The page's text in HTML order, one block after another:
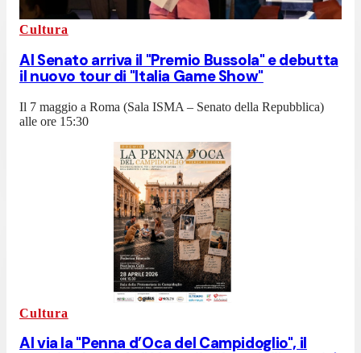
Cultura
Al Senato arriva il "Premio Bussola" e debutta
il nuovo tour di "Italia Game Show"
Il 7 maggio a Roma (Sala ISMA – Senato della Repubblica)
alle ore 15:30
Cultura
Al via la "Penna d’Oca del Campidoglio", il